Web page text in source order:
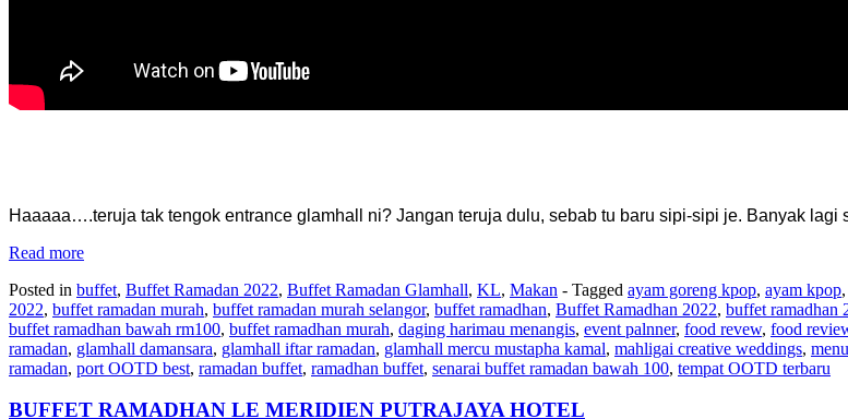
Haaaaa….teruja tak tengok entrance glamhall ni? Jangan teruja dulu, sebab tu baru sipi-sipi je. Banyak lagi
Read more
Posted in buffet, Buffet Ramadan 2022, Buffet Ramadan Glamhall, KL, Makan - Tagged ayam goreng kpop, ayam kpop,
2022, buffet ramadan murah, buffet ramadan murah selangor, buffet ramadhan, Buffet Ramadhan 2022, buffet ramadhan
buffet ramadhan bawah rm100, buffet ramadhan murah, daging harimau menangis, event palnner, food revew, food
ramadan, glamhall damansara, glamhall iftar ramadan, glamhall mercu mustapha kamal, mahligai creative weddings,
ramadan, port OOTD best, ramadan buffet, ramadhan buffet, senarai buffet ramadan bawah 100, tempat OOTD terbaru
BUFFET RAMADHAN LE MERIDIEN PUTRAJAYA HOTEL